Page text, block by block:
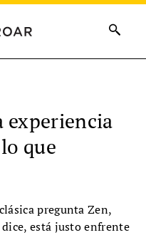
experiencia
que
pregunta Zen,
dice, está justo enfrente